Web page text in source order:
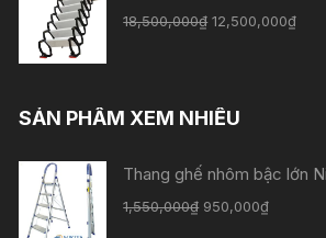
18,500,000₫ 12,500,000₫
SẢN PHẨM XEM NHIỀU
Thang ghế nhôm bậc lớn
1,550,000₫ 950,000₫